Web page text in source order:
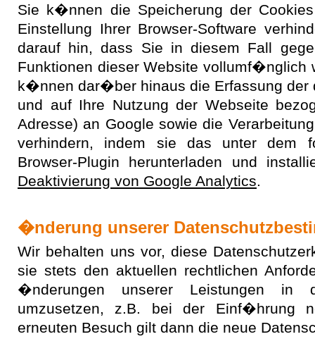
Sie k�nnen die Speicherung der
Einstellung Ihrer Browser-Software
darauf hin, dass Sie in diesem Fall
Funktionen dieser Website
k�nnen dar�ber hinaus die Erfassung der
und auf Ihre Nutzung der Webseite
Adresse) an Google sowie die
verhindern, indem sie das unter dem
Browser-Plugin herunterladen und
Deaktivierung von Google Analytics.
�nderung unserer
Wir behalten uns vor, diese
sie stets den aktuellen rechtlichen
�nderungen unserer Leistungen in
umzusetzen, z.B. bei der Einf�hrung
erneuten Besuch gilt dann die neue